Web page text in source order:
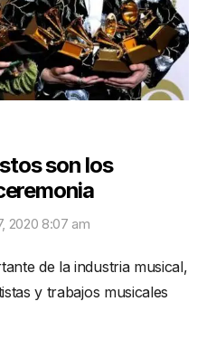
son los
2020 8:07 am
de la industria musical,
y trabajos musicales